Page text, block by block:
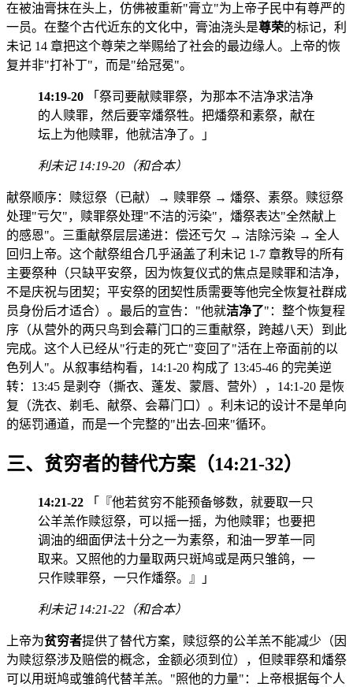
在被油膏抹在头上，仿佛被重新"膏立"为上帝子民中有尊严的
一员。在整个古代近东的文化中，膏油浇头是尊荣的标记，利
未记 14 章把这个尊荣之举赐给了社会的最边缘人。上帝的恢
复并非"打补丁"，而是"给冠冕"。
14:19-20 「祭司要献赎罪祭，为那本不洁净求洁净
的人赎罪，然后要宰燔祭牲。把燔祭和素祭，献在
坛上为他赎罪，他就洁净了。」
利未记 14:19-20（和合本）
献祭顺序：赎愆祭（已献）→ 赎罪祭 → 燔祭、素祭。赎愆祭
处理"亏欠"，赎罪祭处理"不洁的污染"，燔祭表达"全然献上
的感恩"。三重献祭层层递进：偿还亏欠 → 洁除污染 → 全人
回归上帝。这个献祭组合几乎涵盖了利未记 1-7 章教导的所有
主要祭种（只缺平安祭，因为恢复仪式的焦点是赎罪和洁净，
不是庆祝与团契；平安祭的团契性质需要等他完全恢复社群成
员身份后才适合）。最后的宣告："他就洁净了"：整个恢复程
序（从营外的两只鸟到会幕门口的三重献祭，跨越八天）到此
完成。这个人已经从"行走的死亡"变回了"活在上帝面前的以
色列人"。从叙事结构看，14:1-20 构成了 13:45-46 的完美逆
转：13:45 是剥夺（撕衣、蓬发、蒙唇、营外），14:1-20 是恢
复（洗衣、剃毛、献祭、会幕门口）。利未记的设计不是单向
的惩罚通道，而是一个完整的"出去-回来"循环。
三、贫穷者的替代方案（14:21-32）
14:21-22 「『他若贫穷不能预备够数，就要取一只
公羊羔作赎愆祭，可以摇一摇，为他赎罪；也要把
调油的细面伊法十分之一为素祭，和油一罗革一同
取来。又照他的力量取两只斑鸠或是两只雏鸽，一
只作赎罪祭，一只作燔祭。』」
利未记 14:21-22（和合本）
上帝为贫穷者提供了替代方案，赎愆祭的公羊羔不能减少（因
为赎愆祭涉及赔偿的概念，金额必须到位），但赎罪祭和燔祭
可以用斑鸠或雏鸽代替羊羔。"照他的力量"：上帝根据每个人